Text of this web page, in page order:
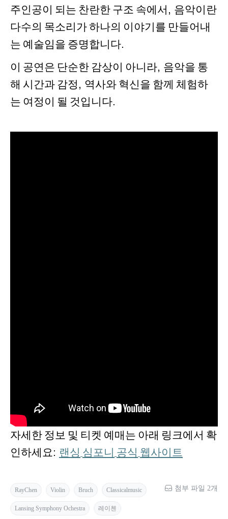
주인공이 되는 찬란한 구조 속에서 , 음악이란
다수의 목소리가하나의 이야기를 만들어내
는 예술임을 증명합니다.
이 공연은 단순한 감상이 아니라, 음악을 통
해 시간과 감정 , 역사와 혁신을 함께 체험하
는 여정이 될 것입니다.
자세한 정보 및 티켓 예매는 아래 링크에서 확
인하세요: 랜싱 심포니 공식 웹사이트
RayChen Violin Bruch Classicalmusic
Lansing Symphony Ochestra 레이첸
첨부 파일 2개